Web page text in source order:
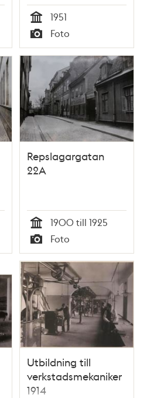
Hornsgatan leds på
en bro. T.h. ses
Repslagargatan
Tid
1951
Typ
Foto
Repslagargatan
22A
Tid
1900 till 1925
Typ
Foto
Utbildning till
verkstadsmekaniker
1914